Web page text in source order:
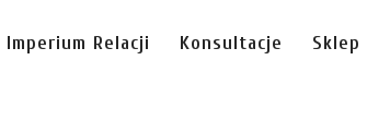
Imperium Relacji Konsultacje Sklep